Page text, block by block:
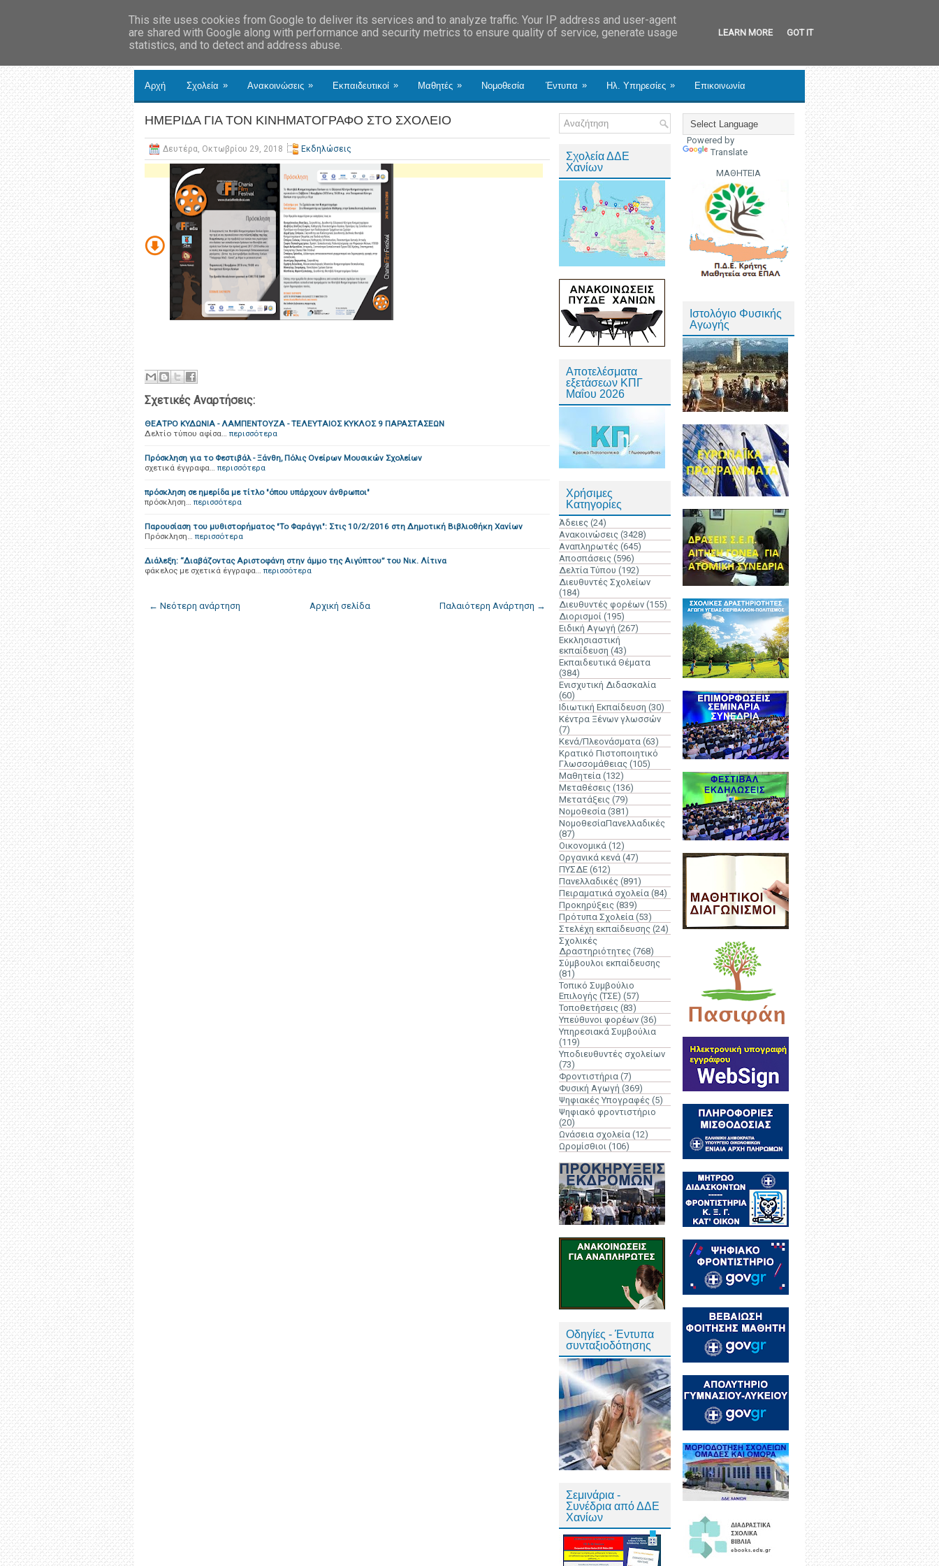
Αρχή Σχολεία » Ανακοινώσεις » Εκπαιδευτικοί » Μαθητές » Νομοθεσία Έντυπα » Ηλ. Υπηρεσίες » Επικοινωνία
ΗΜΕΡΙΔΑ ΓΙΑ ΤΟΝ ΚΙΝΗΜΑΤΟΓΡΑΦΟ ΣΤΟ ΣΧΟΛΕΙΟ
Δευτέρα, Οκτωβρίου 29, 2018 Εκδηλώσεις
Σχετικές Αναρτήσεις:
ΘΕΑΤΡΟ ΚΥΔΩΝΙΑ - ΛΑΜΠΕΝΤΟΥΖΑ - ΤΕΛΕΥΤΑΙΟΣ ΚΥΚΛΟΣ 9 ΠΑΡΑΣΤΑΣΕΩΝ
Δελτίο τύπου αφίσα… περισσότερα
Πρόσκληση για το Φεστιβάλ - Ξάνθη, Πόλις Ονείρων Μουσικών Σχολείων
σχετικά έγγραφα… περισσότερα
πρόσκληση σε ημερίδα με τίτλο "όπου υπάρχουν άνθρωποι"
πρόσκληση… περισσότερα
Παρουσίαση του μυθιστορήματος "Το Φαράγγι": Στις 10/2/2016 στη Δημοτική Βιβλιοθήκη Χανίων
Πρόσκληση… περισσότερα
Διάλεξη: “Διαβάζοντας Αριστοφάνη στην άμμο της Αιγύπτου” του Νικ. Λίτινα
φάκελος με σχετικά έγγραφα… περισσότερα
← Νεότερη ανάρτηση Παλαιότερη Ανάρτηση →
Αρχική σελίδα
Σχολεία ΔΔΕ
Χανίων
Αποτελέσματα
εξετάσεων ΚΠΓ
Μαΐου 2026
Χρήσιμες
Κατηγορίες
Άδειες (24)
Ανακοινώσεις (3428)
Αναπληρωτές (645)
Αποσπάσεις (596)
Δελτία Τύπου (192)
Διευθυντές Σχολείων
(184)
Διευθυντές φορέων (155)
Διορισμοί (195)
Ειδική Αγωγή (267)
Εκκλησιαστική
εκπαίδευση (43)
Εκπαιδευτικά Θέματα
(384)
Ενισχυτική Διδασκαλία
(60)
Ιδιωτική Εκπαίδευση (30)
Κέντρα Ξένων γλωσσών
(7)
Κενά/Πλεονάσματα (63)
Κρατικό Πιστοποιητικό
Γλωσσομάθειας (105)
Μαθητεία (132)
Μεταθέσεις (136)
Μετατάξεις (79)
Νομοθεσία (381)
ΝομοθεσίαΠανελλαδικές
(87)
Οικονομικά (12)
Οργανικά κενά (47)
ΠΥΣΔΕ (612)
Πανελλαδικές (891)
Πειραματικά σχολεία (84)
Προκηρύξεις (839)
Πρότυπα Σχολεία (53)
Στελέχη εκπαίδευσης (24)
Σχολικές
Δραστηριότητες (768)
Σύμβουλοι εκπαίδευσης
(81)
Τοπικό Συμβούλιο
Επιλογής (ΤΣΕ) (57)
Τοποθετήσεις (83)
Υπεύθυνοι φορέων (36)
Υπηρεσιακά Συμβούλια
(119)
Υποδιευθυντές σχολείων
(73)
Φροντιστήρια (7)
Φυσική Αγωγή (369)
Ψηφιακές Υπογραφές (5)
Ψηφιακό φροντιστήριο
(20)
Ωνάσεια σχολεία (12)
Ωρομίσθιοι (106)
Οδηγίες - Έντυπα
συνταξιοδότησης
Σεμινάρια -
Συνέδρια από ΔΔΕ
Χανίων
Powered by
Translate
ΜΑΘΗΤΕΙΑ
Ιστολόγιο Φυσικής
Αγωγής
This site uses cookies from Google to deliver its services and to analyze traffic. Your IP address and user-agent
are shared with Google along with performance and security metrics to ensure quality of service, generate usage
statistics, and to detect and address abuse.
LEARN MORE GOT IT